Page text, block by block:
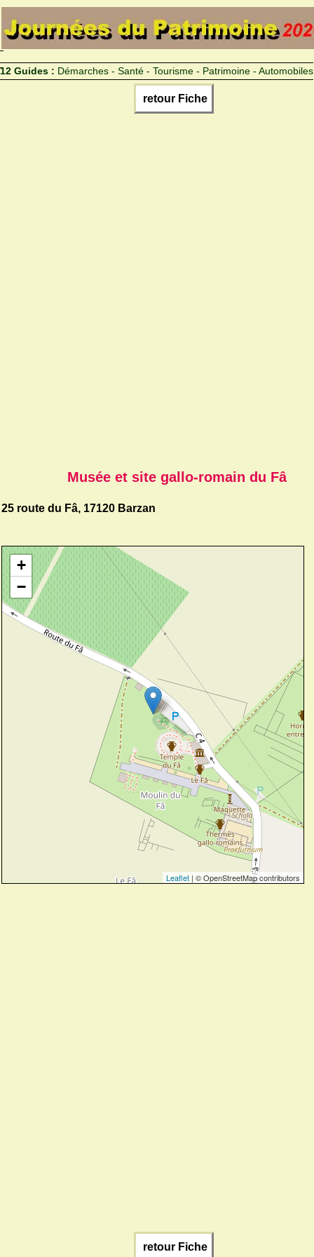
12 Guides : Démarches - Santé - Tourisme - Patrimoine - Automobiles
retour Fiche
Musée et site gallo-romain du Fâ
25 route du Fâ, 17120 Barzan
+
−
Leaflet | © OpenStreetMap contributors
retour Fiche